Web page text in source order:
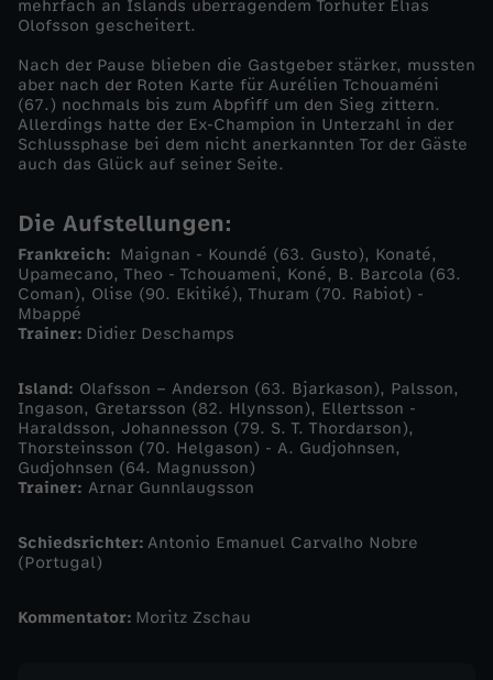
e
r
t
i
e
g
g
e
e
n
mehrfach an Islands überragendem Torhüter Elias
Olofsson gescheitert.
Nach der Pause blieben die Gastgeber stärker, mussten
aber nach der Roten Karte für Aurélien Tchouaméni
(67.) nochmals bis zum Abpfiff um den Sieg zittern.
Allerdings hatte der Ex-Champion in Unterzahl in der
Schlussphase bei dem nicht anerkannten Tor der Gäste
auch das Glück auf seiner Seite.
Die Aufstellungen:
Frankreich: Maignan - Koundé (63. Gusto), Konaté,
Upamecano, Theo - Tchouameni, Koné, B. Barcola (63.
Coman), Olise (90. Ekitiké), Thuram (70. Rabiot) -
Mbappé
Trainer: Didier Deschamps
Island: Olafsson – Anderson (63. Bjarkason), Palsson,
Ingason, Gretarsson (82. Hlynsson), Ellertsson -
Haraldsson, Johannesson (79. S. T. Thordarson),
Thorsteinsson (70. Helgason) - A. Gudjohnsen,
Gudjohnsen (64. Magnusson)
Trainer: Arnar Gunnlaugsson
Schiedsrichter: Antonio Emanuel Carvalho Nobre
(Portugal)
Kommentator: Moritz Zschau